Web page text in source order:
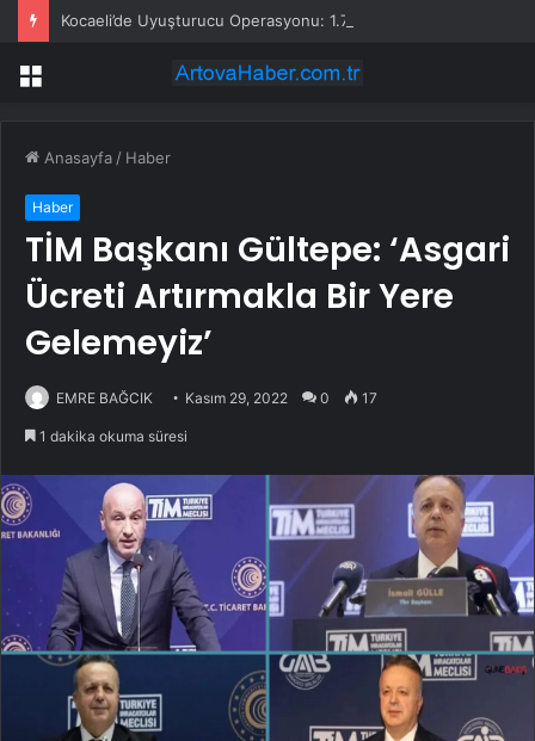
Menü
Anasayfa / Haber
Haber
TİM Başkanı Gültepe: ‘Asgari
Ücreti Artırmakla Bir Yere
Gelemeyiz’
EMRE BAĞCIK Kasım 29, 2022 0 17
1 dakika okuma süresi